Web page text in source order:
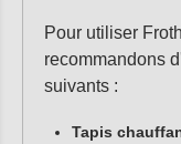
Pour utiliser
recommandons
suivants :
Tapis